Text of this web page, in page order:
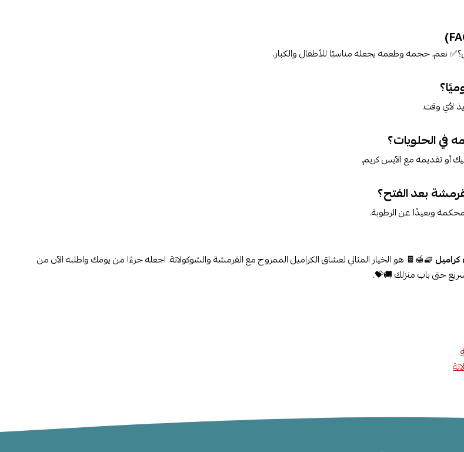
لأي وقت.
أو تقديمه مع الآيس كريم.
وبعيدًا عن الرطوبة.
🧇🍯🍫 هو الخيار المثالي لعشاق الكراميل الممزوج مع القرمشة والشوكولاتة. اجعله جزءًا من يومك واطلبه الآن من
حتى باب منزلك 🚚💝.